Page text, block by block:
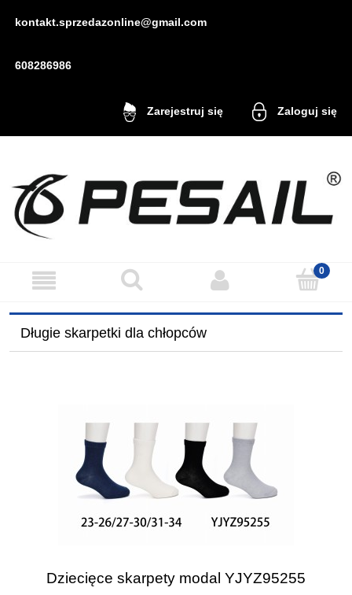
kontakt.sprzedazonline@gmail.com
608286986
Zarejestruj się Zaloguj się
Długie skarpetki dla chłopców
Dziecięce skarpety modal YJYZ95255